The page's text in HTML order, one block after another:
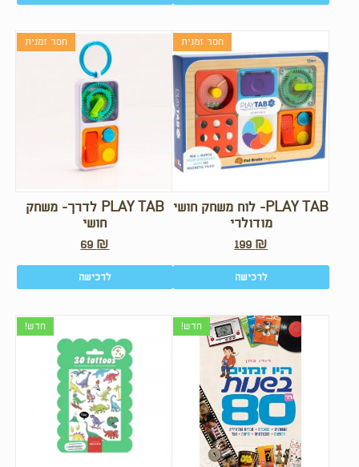
חסר זמנית
PLAY TAB לדרך- משחק
חושי
69 ₪
לרכישה
חסר זמנית
PLAY TAB- לוח משחק חושי
מודולרי
199 ₪
לרכישה
חדש! חדש!